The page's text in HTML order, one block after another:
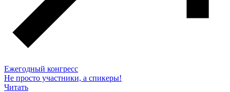
Ежегодный конгресс
Не просто участники, а спикеры!
Читать